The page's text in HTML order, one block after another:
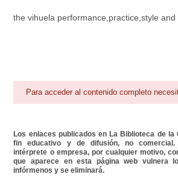
the vihuela performance,practice,style and
Para acceder al contenido completo
Los enlaces publicados en La Biblioteca de la
fin educativo y de difusión, no comercial.
intérprete o empresa, por cualquier motivo,
que aparece en esta página web vulnera
infórmenos y se eliminará.